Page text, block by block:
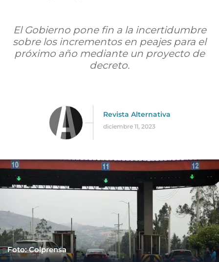
El Gobierno pone fin a la incertidumbre
sobre los incrementos en peajes para el
próximo año mediante un proyecto de
decreto.
Revista Alternativa
diciembre 11, 2023
Foto: Colprensa